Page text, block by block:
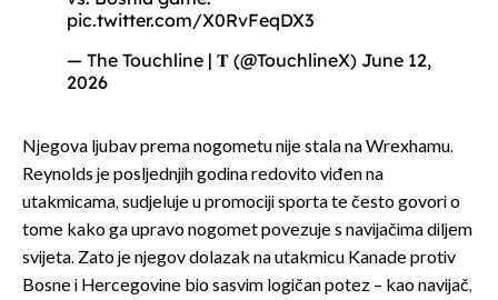
pic.twitter.com/X0RvFeqDX3
— The Touchline | 𝐓 (@TouchlineX) June 12,
2026
Njegova ljubav prema nogometu nije stala na Wrexhamu.
Reynolds je posljednjih godina redovito viđen na
utakmicama, sudjeluje u promociji sporta te često govori o
tome kako ga upravo nogomet povezuje s navijačima diljem
svijeta. Zato je njegov dolazak na utakmicu Kanade protiv
Bosne i Hercegovine bio sasvim logičan potez – kao navijač,